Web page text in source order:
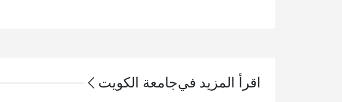
اقرأ المزيد فيجامعة الكويت